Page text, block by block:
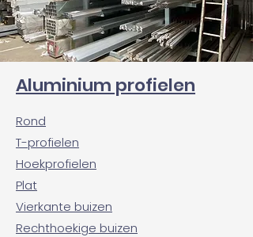
Aluminium profielen
Rond
T-profielen
Hoekprofielen
Plat
Vierkante buizen
Rechthoekige buizen